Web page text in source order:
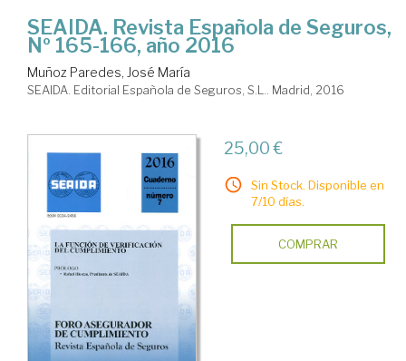
SEAIDA. Revista Española de Seguros,
Nº 165-166, año 2016
Muñoz Paredes, José María
SEAIDA. Editorial Española de Seguros, S.L.. Madrid, 2016
25,00 €
Sin Stock. Disponible en
7/10 días.
COMPRAR